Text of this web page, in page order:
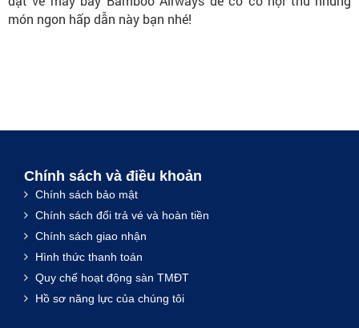
món ngon hấp dẫn này bạn nhé!
Chính sách và điều khoản
Chính sách bảo mật
Chính sách đổi trả vé và hoàn tiền
Chính sách giao nhận
Hình thức thanh toán
Quy chế hoạt động sàn TMĐT
Hồ sơ năng lực của chúng tôi